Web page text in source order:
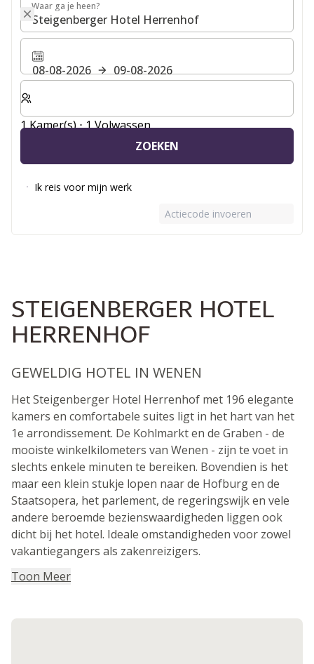
Waar ga je heen?
Waar ga je heen?
08-08-2026
09-08-2026
Selecteer het aantal kamers en gasten voor je verblijf
1 Kamer(s) ⋅ 1 Volwassen
ZOEKEN
Ik reis voor mijn werk
Actiecode invoeren
STEIGENBERGER HOTEL
HERRENHOF
GEWELDIG HOTEL IN WENEN
Het Steigenberger Hotel Herrenhof met 196 elegante
kamers en comfortabele suites ligt in het hart van het
1e arrondissement. De Kohlmarkt en de Graben - de
mooiste winkelkilometers van Wenen - zijn te voet in
slechts enkele minuten te bereiken. Bovendien is het
maar een klein stukje lopen naar de Hofburg en de
Staatsopera, het parlement, de regeringswijk en vele
andere beroemde bezienswaardigheden liggen ook
dicht bij het hotel. Ideale omstandigheden voor zowel
vakantiegangers als zakenreizigers.
Toon Meer